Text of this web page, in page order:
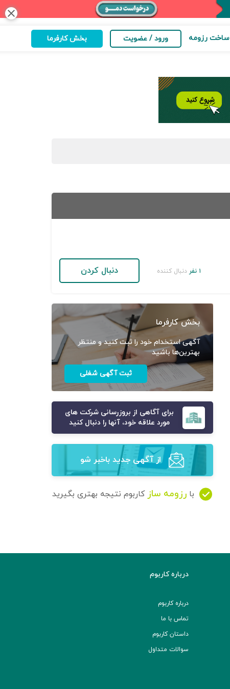
close
ساخت رزومه ورود / عضویت بخش کارفرما
۱ نفر دنبال کننده دنبال کردن
بخش کارفرما
آگهی استخدام خود را ثبت کنید و منتظر
بهترین‌ها باشید
ثبت آگهی شغلی
برای آگاهی از بروزرسانی شرکت های
مورد علاقه خود، آنها را دنبال کنید
از آگهی‌ جدید باخبر شو
با رزومه ساز کاربوم نتیجه بهتری بگیرید
درباره کاربوم
درباره کاربوم
تماس با ما
داستان کاربوم
سوالات متداول